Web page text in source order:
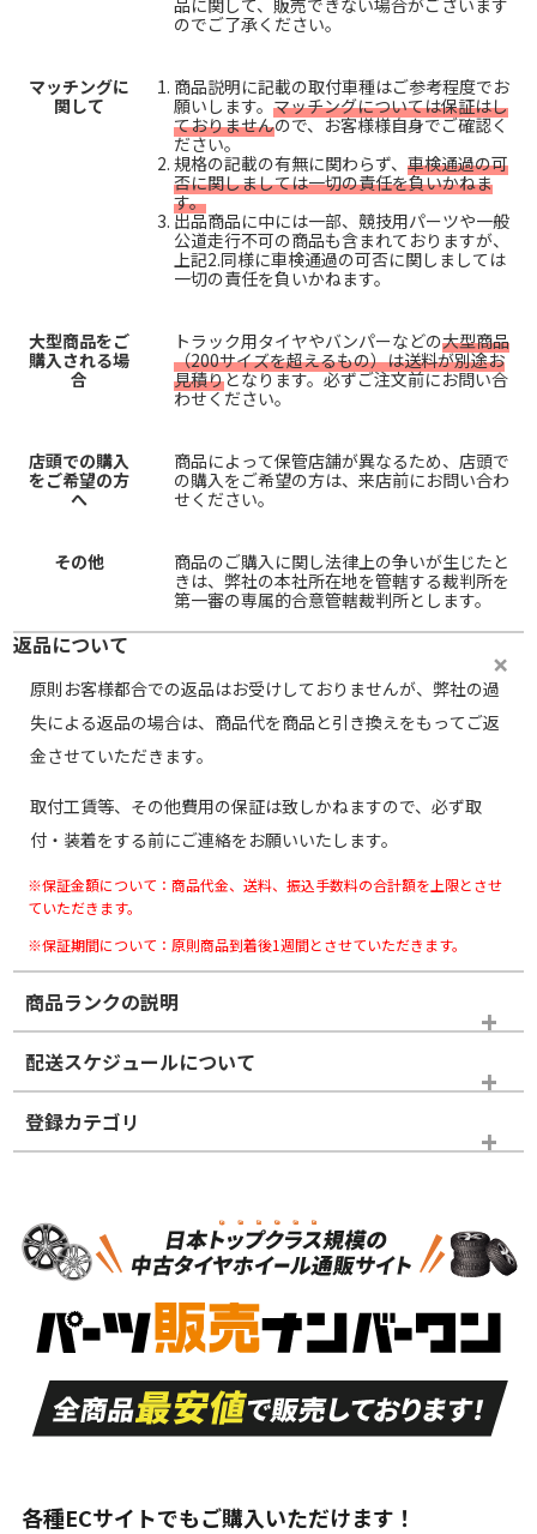
品に関して、販売できない場合がございます
のでご了承ください。
マッチングに
関して
商品説明に記載の取付車種はご参考程度でお
願いします。 マッチングについては保証はし
ておりませんので、お客様様自身でご確認く
ださい。
規格の記載の有無に関わらず、 車検通過の可
否に関しましては一切の責任を負いかねま
す。
出品商品に中には一部、競技用パーツや一般
公道走行不可の商品も含まれておりますが、
上記2.同様に車検通過の可否に関しましては
一切の責任を負いかねます。
大型商品をご
購入される場
合
トラック用タイヤやバンパーなどの大型商品
（200サイズを超えるもの）は送料が別途お
見積りとなります。必ずご注文前にお問い合
わせください。
店頭での購入
をご希望の方
へ
商品によって保管店舗が異なるため、店頭で
の購入をご希望の方は、来店前にお問い合わ
せください。
その他
商品のご購入に関し法律上の争いが生じたと
きは、弊社の本社所在地を管轄する裁判所を
第一審の専属的合意管轄裁判所とします。
返品について
原則お客様都合での返品はお受けしておりませんが、弊社の過
失による返品の場合は、商品代を商品と引き換えをもってご返
金させていただきます。
取付工賃等、その他費用の保証は致しかねますので、必ず取
付・装着をする前にご連絡をお願いいたします。
※保証金額について：商品代金、送料、振込手数料の合計額を上限とさせ
ていただきます。
※保証期間について：原則商品到着後1週間とさせていただきます。
商品ランクの説明
※商品ランクは出品者の主観により判断しておりますので、あら
かじめご了承ください。
ホイールランク
S
品）
S
新車外し品（新古
付き
A
走行距離も少なく、
目立つ傷もほとんど
ない中古品
A
走行距離も少なく、
非常に状態の良い中
古品
な中古品
んどない中古品
配送スケジュールについて
登録カテゴリ
タイヤのみ
各種ECサイトでもご購入いただけます！